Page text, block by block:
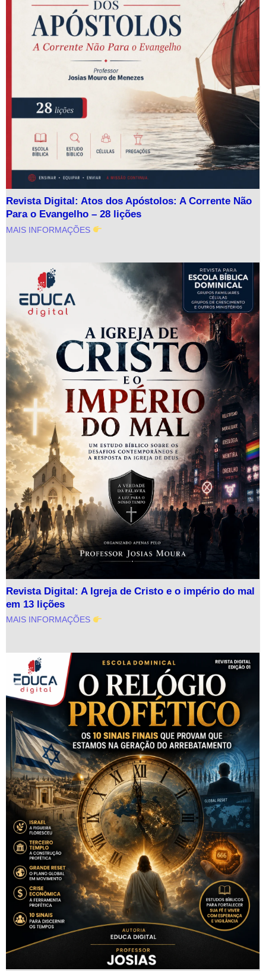
Revista Digital: Atos dos Apóstolos: A Corrente Não
Para o Evangelho – 28 lições
MAIS INFORMAÇÕES
Revista Digital: A Igreja de Cristo e o império do mal
em 13 lições
MAIS INFORMAÇÕES